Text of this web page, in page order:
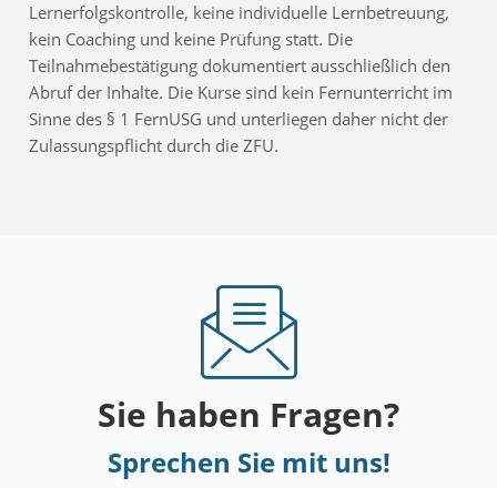
Lernerfolgskontrolle, keine individuelle Lernbetreuung,
kein Coaching und keine Prüfung statt. Die
Teilnahmebestätigung dokumentiert ausschließlich den
Abruf der Inhalte. Die Kurse sind kein Fernunterricht im
Sinne des § 1 FernUSG und unterliegen daher nicht der
Zulassungspflicht durch die ZFU.
Sie haben Fragen?
Sprechen Sie mit uns!